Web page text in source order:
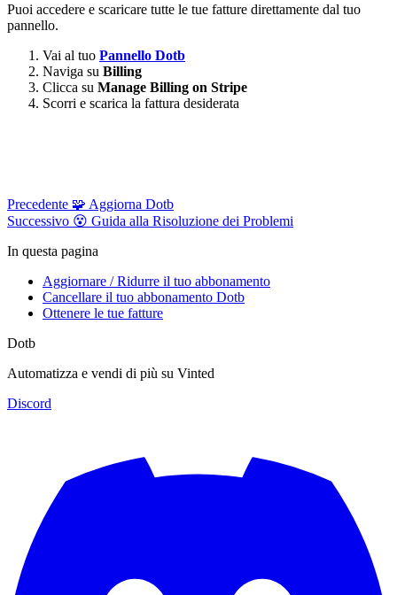
Puoi accedere e scaricare tutte le tue fatture direttamente dal tuo
pannello.
Vai al tuo Pannello Dotb
Naviga su Billing
Clicca su Manage Billing on Stripe
Scorri e scarica la fattura desiderata
Precedente 🧩 Aggiorna Dotb
Successivo 😵 Guida alla Risoluzione dei Problemi
In questa pagina
Aggiornare / Ridurre il tuo abbonamento
Cancellare il tuo abbonamento Dotb
Ottenere le tue fatture
Dotb
Automatizza e vendi di più su Vinted
Discord